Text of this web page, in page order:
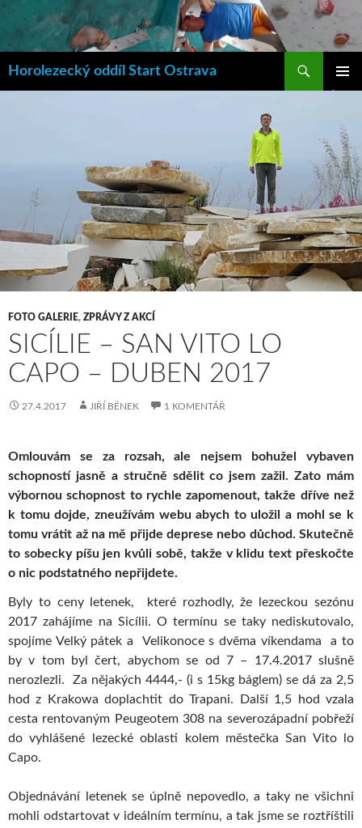
Horolezecký oddíl Start Ostrava
FOTO GALERIE, ZPRÁVY Z AKCÍ
SICÍLIE – SAN VITO LO
CAPO – DUBEN 2017
27.4.2017 JIŘÍ BĚNEK 1 KOMENTÁŘ
Omlouvám se za rozsah, ale nejsem bohužel vybaven
schopností jasně a stručně sdělit co jsem zažil. Zato mám
výbornou schopnost to rychle zapomenout, takže dříve než
k tomu dojde, zneužívám webu abych to uložil a mohl se k
tomu vrátit až na mě přijde deprese nebo důchod. Skutečně
to sobecky píšu jen kvůli sobě, takže v klidu text přeskočte
o nic podstatného nepřijdete.
Byly to ceny letenek, které rozhodly, že lezeckou sezónu
2017 zahájíme na Sicílii. O termínu se taky nediskutovalo,
spojíme Velký pátek a Velikonoce s dvěma víkendama a to
by v tom byl čert, abychom se od 7 – 17.4.2017 slušně
nerozlezli. Za nějakých 4444,- (i s 15kg báglem) se dá za 2,5
hod z Krakowa doplachtit do Trapani. Další 1,5 hod vzala
cesta rentovaným Peugeotem 308 na severozápadní pobřeží
do vyhlášené lezecké oblasti kolem městečka San Vito lo
Capo.
Objednávání letenek se úplně nepovedlo, a taky ne všichni
mohli odstartovat v ideálním termínu, a tak jsme se roztříštili